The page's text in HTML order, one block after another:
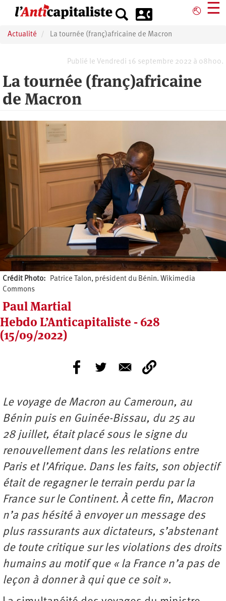
principal
⎋ ☰
Actualité La tournée (franç)africaine de Macron
Publié le Vendredi 16 septembre 2022 à 08h00.
La tournée (franç)africaine
de Macron
Crédit Photo
Patrice Talon, président du Bénin. Wikimedia
Commons
Paul Martial
Hebdo L’Anticapitaliste - 628
(15/09/2022)
Le voyage de Macron au Cameroun, au
Bénin puis en Guinée-Bissau, du 25 au
28 juillet, était placé sous le signe du
renouvellement dans les relations entre
Paris et l’Afrique. Dans les faits, son objectif
était de regagner le terrain perdu par la
France sur le Continent. À cette fin, Macron
n’a pas hésité à envoyer un message des
plus rassurants aux dictateurs, s’abstenant
de toute critique sur les violations des droits
humains au motif que « la France n’a pas de
leçon à donner à qui que ce soit ».